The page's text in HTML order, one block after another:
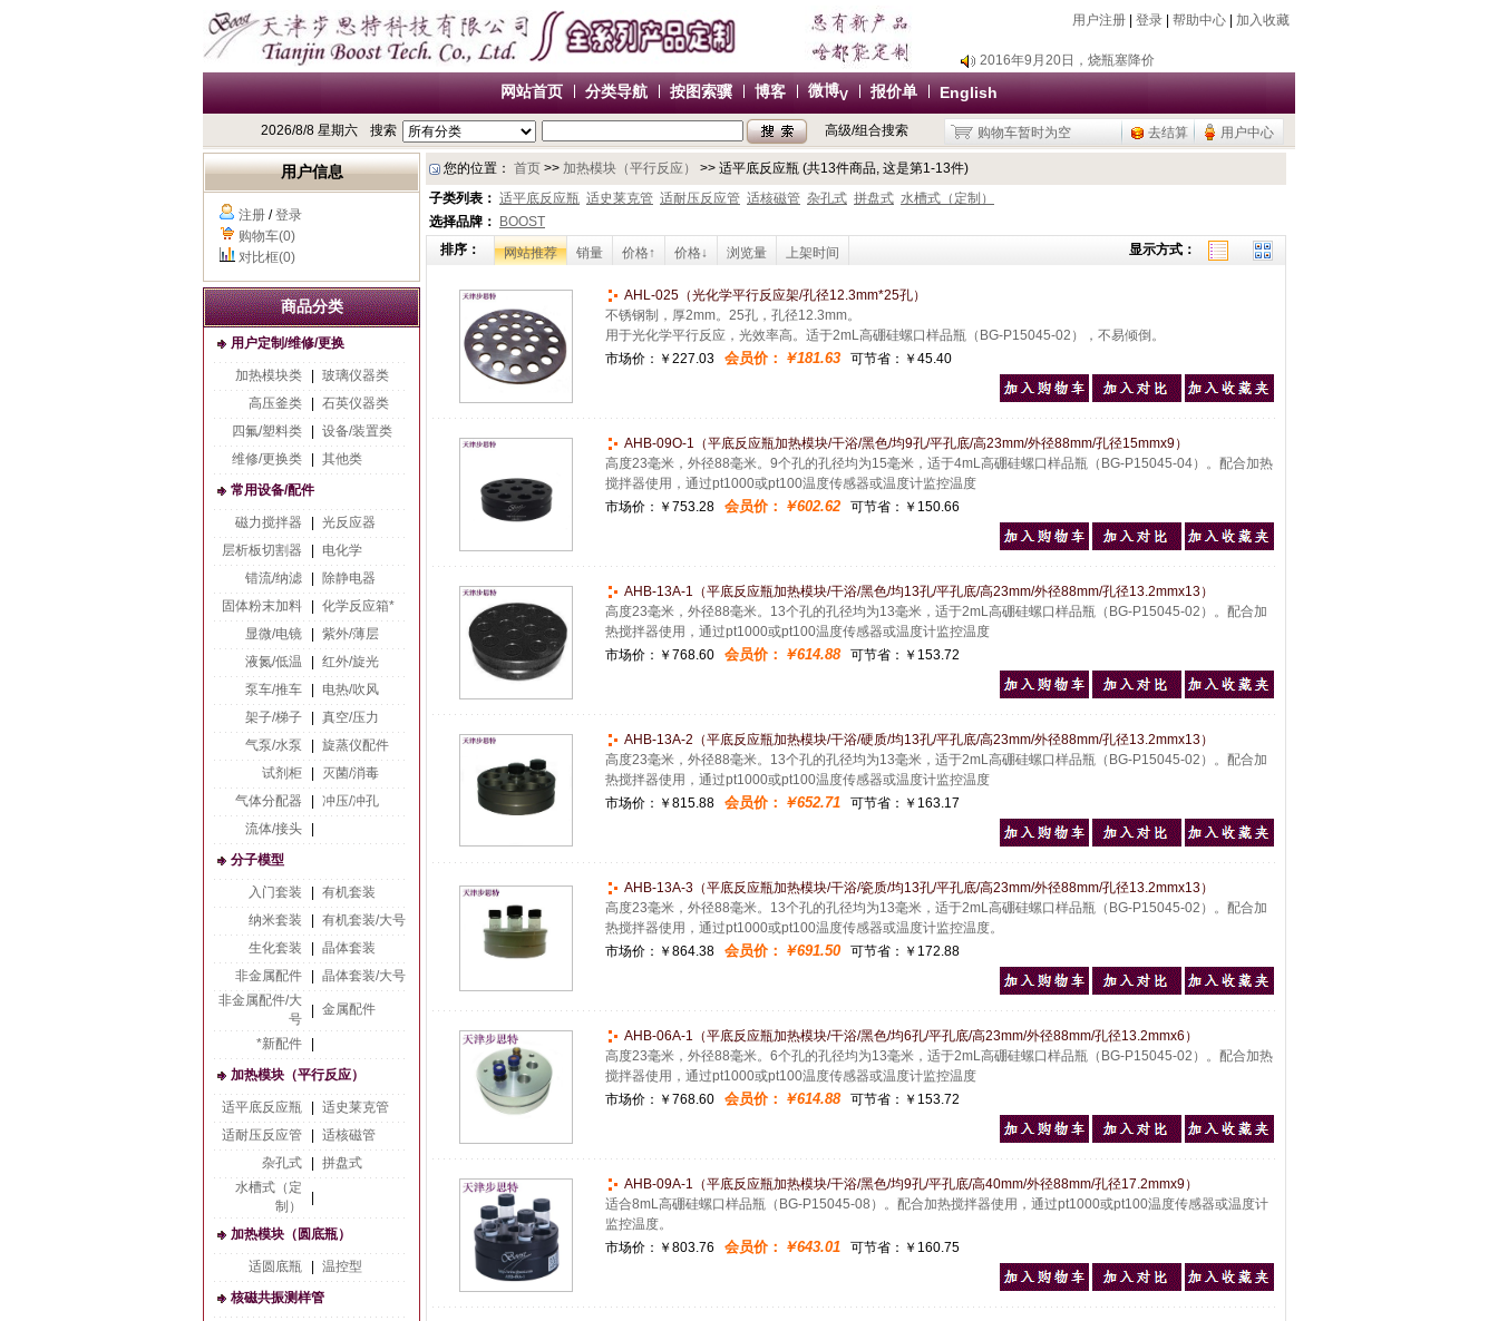
用户注册 登录 帮助中心 加入收藏
2018年7月26日，新增除静电器
2018年11月18日，新增存储卡
2016年9月20日，烧瓶塞降价
2015年9月10日，调整加热模块目录
2018年7月26日，新增除静电器
2016年9月20日，烧瓶塞降价
网站首页 分类导航 按图索骥 博客 微博V 报价单 English
2026/8/8 星期六 搜索 高级/组合搜索 购物车暂时为空 去结算 用户中心
用户信息
注册 /登录
购物车(0)
对比框(0)
商品分类
用户定制/维修/更换
加热模块类
玻璃仪器类
高压釜类
石英仪器类
四氟/塑料类
设备/装置类
维修/更换类
其他类
常用设备/配件
磁力搅拌器
光反应器
层析板切割器
电化学
错流/纳滤
除静电器
固体粉末加料
化学反应箱*
显微/电镜
紫外/薄层
液氮/低温
红外/旋光
泵车/推车
电热/吹风
架子/梯子
真空/压力
气泵/水泵
旋蒸仪配件
试剂柜
灭菌/消毒
气体分配器
冲压/冲孔
流体/接头
分子模型
入门套装
有机套装
纳米套装
有机套装/大号
生化套装
晶体套装
非金属配件
晶体套装/大号
非金属配件/大
号
金属配件
*新配件
加热模块（平行反应）
适平底反应瓶
适史莱克管
适耐压反应管
适核磁管
杂孔式
拼盘式
水槽式（定
制）
加热模块（圆底瓶）
适圆底瓶
温控型
核磁共振测样管
您的位置： 首页 >> 加热模块（平行反应）
>> 适平底反应瓶 (共13件商品, 这是第1-13件)
子类列表： 适平底反应瓶 适史莱克管 适耐压反应管 适核磁管 杂孔式 拼盘式 水槽式（定制）
选择品牌：
BOOST
排序：
网站推荐 销量 价格↑ 价格↓ 浏览量 上架时间 显示方式：
AHL-025（光化学平行反应架/孔径12.3mm*25孔）
不锈钢制，厚2mm。25孔，孔径12.3mm。
用于光化学平行反应，光效率高。适于2mL高硼硅螺口样品瓶（BG-P15045-02），不易倾倒。
市场价： ￥227.03 会员价： ￥181.63 可节省：￥45.40
AHB-09O-1（平底反应瓶加热模块/干浴/黑色/均9孔/平孔底/高23mm/外径88mm/孔径15mmx9）
高度23毫米，外径88毫米。9个孔的孔径均为15毫米，适于4mL高硼硅螺口样品瓶（BG-P15045-04）。配合加热
搅拌器使用，通过pt1000或pt100温度传感器或温度计监控温度
市场价： ￥753.28 会员价： ￥602.62 可节省：￥150.66
AHB-13A-1（平底反应瓶加热模块/干浴/黑色/均13孔/平孔底/高23mm/外径88mm/孔径13.2mmx13）
高度23毫米，外径88毫米。13个孔的孔径均为13毫米，适于2mL高硼硅螺口样品瓶（BG-P15045-02）。配合加
热搅拌器使用，通过pt1000或pt100温度传感器或温度计监控温度
市场价： ￥768.60 会员价： ￥614.88可节省：￥153.72
AHB-13A-2（平底反应瓶加热模块/干浴/硬质/均13孔/平孔底/高23mm/外径88mm/孔径13.2mmx13）
高度23毫米，外径88毫米。13个孔的孔径均为13毫米，适于2mL高硼硅螺口样品瓶（BG-P15045-02）。配合加
热搅拌器使用，通过pt1000或pt100温度传感器或温度计监控温度
市场价： ￥815.88 会员价： ￥652.71 可节省：￥163.17
AHB-13A-3（平底反应瓶加热模块/干浴/瓷质/均13孔/平孔底/高23mm/外径88mm/孔径13.2mmx13）
高度23毫米，外径88毫米。13个孔的孔径均为13毫米，适于2mL高硼硅螺口样品瓶（BG-P15045-02）。配合加
热搅拌器使用，通过pt1000或pt100温度传感器或温度计监控温度。
市场价： ￥864.38 会员价： ￥691.50 可节省：￥172.88
AHB-06A-1（平底反应瓶加热模块/干浴/黑色/均6孔/平孔底/高23mm/外径88mm/孔径13.2mmx6）
高度23毫米，外径88毫米。6个孔的孔径均为13毫米，适于2mL高硼硅螺口样品瓶（BG-P15045-02）。配合加热
搅拌器使用，通过pt1000或pt100温度传感器或温度计监控温度
市场价： ￥768.60 会员价： ￥614.88可节省：￥153.72
AHB-09A-1（平底反应瓶加热模块/干浴/黑色/均9孔/平孔底/高40mm/外径88mm/孔径17.2mmx9）
适合8mL高硼硅螺口样品瓶（BG-P15045-08）。配合加热搅拌器使用，通过pt1000或pt100温度传感器或温度计
监控温度。
市场价： ￥803.76 会员价： ￥643.01 可节省：￥160.75